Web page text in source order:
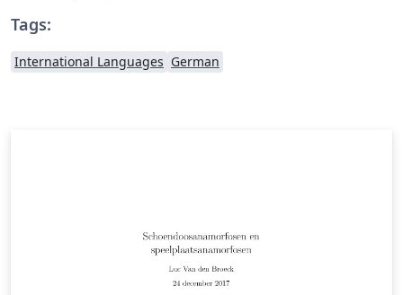
Tags:
International Languages German